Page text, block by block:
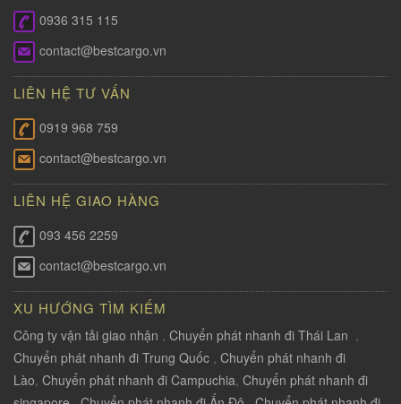
0936 315 115
contact@bestcargo.vn
LIÊN HỆ TƯ VẤN
0919 968 759
contact@bestcargo.vn
LIÊN HỆ GIAO HÀNG
093 456 2259
contact@bestcargo.vn
XU HƯỚNG TÌM KIẾM
Công ty vận tải giao nhận , Chuyển phát nhanh đi Thái Lan ,
Chuyển phát nhanh đi Trung Quốc , Chuyển phát nhanh đi
Lào, Chuyển phát nhanh đi Campuchia, Chuyển phát nhanh đi